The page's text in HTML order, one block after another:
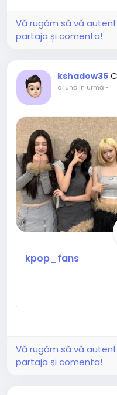
Vă rugăm să vă
partaja și comenta!
kshadow35
o lună în urmă-
kpop_fans
Vă rugăm să vă
partaja și comenta!